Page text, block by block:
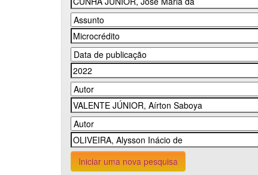
Iniciar uma nova pesquisa